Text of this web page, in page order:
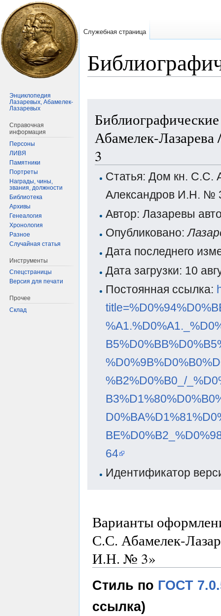
навигации
поиску
Абамелек-
3
Статья: Дом кн. С.С.
Александров И.Н. №
Автор: Лазаревы
Опубликовано:
Дата последнего
Дата загрузки: 10
Постоянная ссылка:
%B2%D0%B0_/
64
Идентификатор
Варианты
С.С. Абамелек-
И.Н. № 3»
Стиль по ГОСТ
ссылка)
Служебная страница
Энциклопедия
Лазаревых, Абамелек-
Лазаревых
Справочная
информация
Персоны
ЛИВЯ
Памятники
Портреты
Награды, чины,
звания, должности
Библиотека
Архивы
Генеалогия
Хронология
Разное
Случайная статья
Инструменты
Спецстраницы
Версия для печати
Прочее
Склад